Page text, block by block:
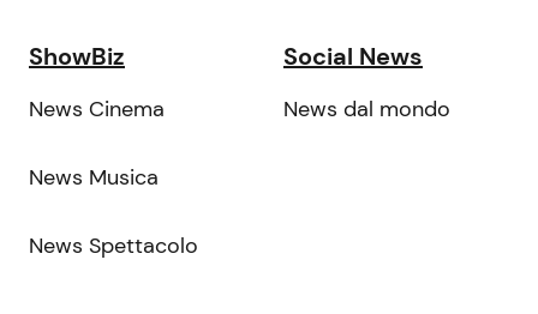
ShowBiz
News Cinema
News Musica
News Spettacolo
Social News
News dal mondo